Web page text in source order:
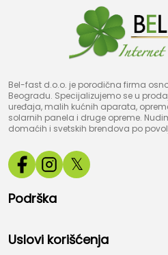
Bel-fast d.o.o. je porodična firma
Beogradu. Specijalizujemo se u
uređaja, malih kućnih aparata,
solarnih panela i druge opreme.
domaćih i svetskih brendova po
𝕏
Podrška
Uslovi korišćenja